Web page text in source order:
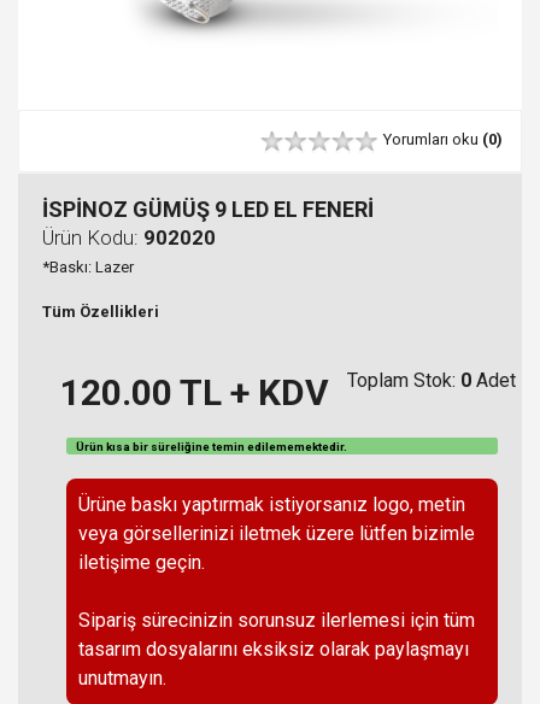
Yorumları oku (0)
İSPİNOZ GÜMÜŞ 9 LED EL FENERİ
Ürün Kodu: 902020
*Baskı: Lazer
Tüm Özellikleri
120.00 TL + KDV Toplam Stok: 0 Adet
Ürün kısa bir süreliğine temin edilememektedir.
Ürüne baskı yaptırmak istiyorsanız logo, metin
veya görsellerinizi iletmek üzere lütfen bizimle
iletişime geçin.
Sipariş sürecinizin sorunsuz ilerlemesi için tüm
tasarım dosyalarını eksiksiz olarak paylaşmayı
unutmayın.